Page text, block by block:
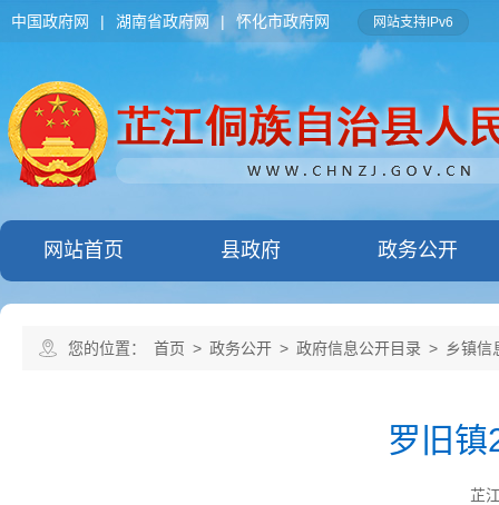
中国政府网 | 湖南省政府网 | 怀化市政府网 网站支持IPv6
网站首页 县政府 政务公开
您的位置： 首页 > 政务公开 > 政府信息公开目录 > 乡镇信
罗旧镇
芷